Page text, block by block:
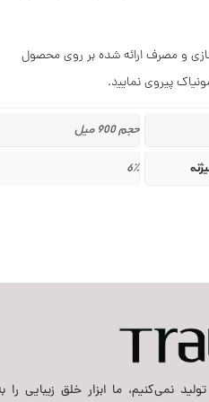
و مصرف ارائه شده بر روی محصول
پیروی نماﯾﯿد.
حجم 900 میل
6%
نمی‌کنیم، ما ابزار خلق زیبایی را